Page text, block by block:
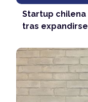
Startup chilena
tras